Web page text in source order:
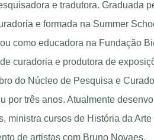
e tradutora. Graduada
e formada na Summer
como educadora na Fundação
curadoria e produtora de
do Núcleo de Pesquisa e
por três anos. Atualmente
ministra cursos de História da Arte
de artistas com Bruno Novaes.